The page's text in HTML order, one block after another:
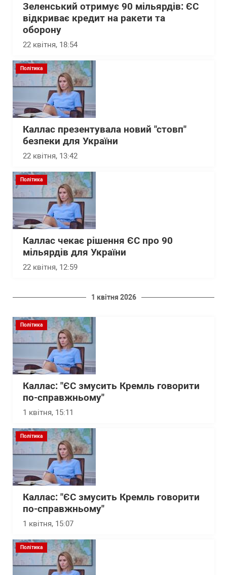
Зеленський отримує 90 мільярдів: ЄС
відкриває кредит на ракети та
оборону
22 квітня, 18:54
Політика
Каллас презентувала новий "стовп"
безпеки для України
22 квітня, 13:42
Політика
Каллас чекає рішення ЄС про 90
мільярдів для України
22 квітня, 12:59
1 квітня 2026
Політика
Каллас: "ЄС змусить Кремль говорити
по-справжньому"
1 квітня, 15:11
Політика
Каллас: "ЄС змусить Кремль говорити
по-справжньому"
1 квітня, 15:07
Політика